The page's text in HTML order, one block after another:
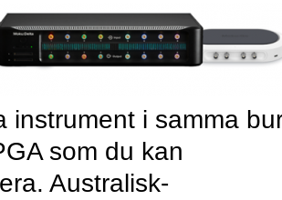
instrument i samma
som du kan
Australisk-